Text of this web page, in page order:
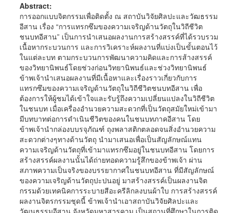
Abstract:
การออกแบบจิตกรรมเพื่อติดตั้ง ณ สถาบันวิจัยศิลปะและวัฒธรรม
อีสาน เรื่อง “การแทรกซึมของความเจริญด้านวัตถุในวิถีชีวิต
ชนบทอีสาน” เป็นการนำเสนอผลงานการสร้างสรรค์ที่ได้รวบรวม
เนื้อหากระบวนการ และการวิเคราะห์ผลงานที่แบ่งเป็นขั้นตอนไว้
ในแต่ละบท ตามกระบวนการพัฒนาความคิดและการส้างสรรค์
ของวิทยานิพนธ์โดยช่วงก่อนวิทยานิพนธ์และช่วงวิทยานิพนธ์
ข้าพเจ้านำเสนอผลงานที่มีเนื้อหาและเรื่องราวเกี่ยวกับการ
แทรกซึมของความเจริญด้านวัตถุในวิถีชีวิตชนบทอีสาน เพื่อ
ต้องการให้ผู้ชมได้เข้าใจและรับรู้ถึงความเปลี่ยนแปลงในวิถีชีวิต
ในชนบท เมื่อเครื่องอำนวยความสะดวกที่เป็นวัตถุสมัยใหม่เข้ามา
มีบทบาทต่อการดำเนินชีวิตของคนในชนบทภาคอีสาน โดย
ข้าพเจ้านำกล่องบบรจุภัณฑ์ ถุงพลาสติกตลอดจนสิ่งอำนวยความ
สะดวกต่างๆทางด้านวัตถุ นำมาเสนอเพื่อเป็นสัญลักษณ์แทน
ความเจริญด้านวัตถุที่เข้ามาแทรกซึมอยู่ในชนบทอีสาน โดยการ
สร้างสรรค์ผลงานนั้นได้ถ่ายทอดความรู้สึกของข้าพเจ้า ผ่าน
สภาพความเป็นจริงของบรรยากาศในชนบทอีสาน ที่มีสัญลักษณ์
ของความเจริญด้านวัตถุปะปนอยู่ มาสร้างสรรค์เป็นผลงานจิต
กรรมด้วยเทคนิคการระบายสีอะครีลิกลงบนผ้าใบ การสร้างสรรค์
ผลงานจิตรกรรมชุดนี้ ข้าพเจ้านำเอาสถาบันวิจัยศิลปะและ
วัฒนธรรมอีสาน จังหวัดมหาสารคาม เป็นสถานที่ศึกษาในการติด